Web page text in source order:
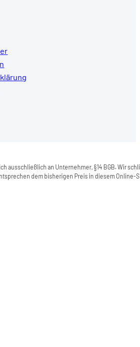
ausschließlich an Unternehmer, §14 BGB. Wir
dem bisherigen Preis in diesem